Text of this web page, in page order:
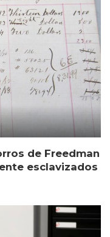
de Freedman
esclavizados